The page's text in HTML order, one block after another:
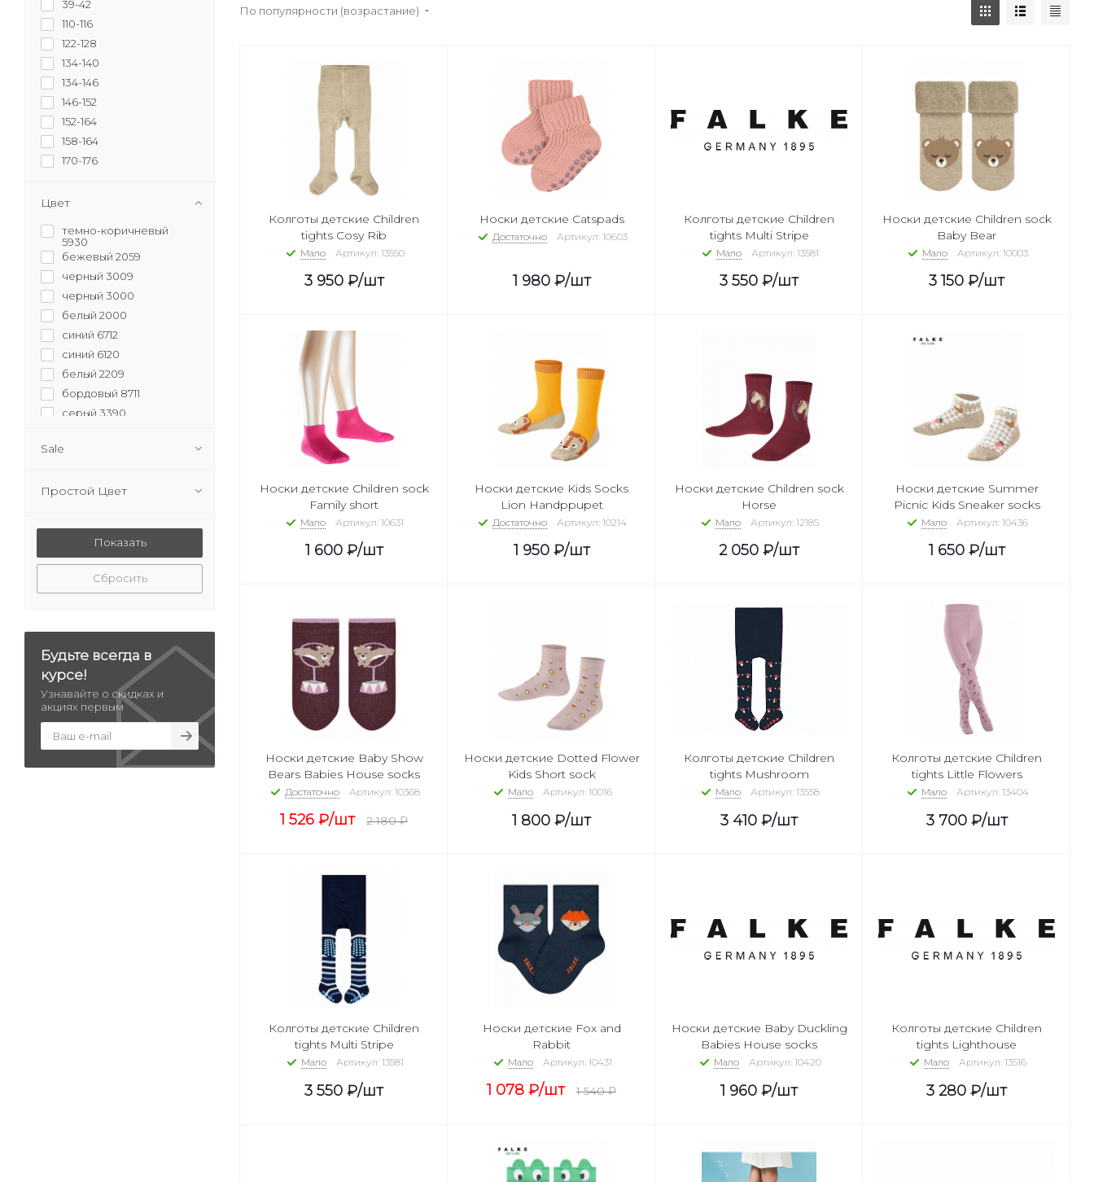
По популярности (возрастание)
Колготы детские Children
tights Cosy Rib
Мало Артикул: 13550
3 950₽/шт
Носки детские Catspads
Достаточно Артикул: 10603
1 980₽/шт
Колготы детские Children
tights Multi Stripe
Мало Артикул: 13581
3 550 ₽/шт
Носки детские Children sock
Baby Bear
Мало Артикул: 10003
3 150 ₽/шт
Носки детские Children sock
Family short
Мало Артикул: 10631
1 600₽/шт
Носки детские Kids Socks
Lion Handppupet
Достаточно Артикул: 10214
1 950₽/шт
Носки детские Children sock
Horse
Мало Артикул: 12185
2 050 ₽/шт
Носки детские Summer
Picnic Kids Sneaker socks
Мало Артикул: 10436
1 650₽/шт
Носки детские Baby Show
Bears Babies House socks
Достаточно Артикул: 10368
1 526 ₽/шт 2 180₽
Носки детские Dotted Flower
Kids Short sock
Мало Артикул: 10016
1 800 ₽/шт
Колготы детские Children
tights Mushroom
Мало Артикул: 13558
3 410 ₽/шт
Колготы детские Children
tights Little Flowers
Мало Артикул: 13404
3 700₽/шт
Колготы детские Children
tights Multi Stripe
Мало Артикул: 13581
3 550 ₽/шт
Носки детские Fox and
Rabbit
Мало Артикул: 10431
1 078 ₽/шт 1 540₽
Носки детские Baby Duckling
Babies House socks
Мало Артикул: 10420
1 960 ₽/шт
Колготы детские Children
tights Lighthouse
Мало Артикул: 13516
3 280 ₽/шт
39-42
110-116
122-128
134-140
134-146
146-152
152-164
158-164
170-176
23-26
27-30
31-32
31-34
50-56
62-68
74-80
80-92
98-104
23-24
Цвет
темно-коричневый
5930
бежевый 2059
черный 3009
черный 3000
белый 2000
синий 6712
синий 6120
белый 2209
бордовый 8711
серый 3390
серый 3757
белый 2008
синий 6545
серый 3180
серый 3290
синий 6179
желтый 1851
бордовый 8106
зеленый 7391
серый 3820
светлый деним 6660
Sale
Простой Цвет
Сбросить
Будьте всегда в
курсе!
Узнавайте о скидках и
акциях первым